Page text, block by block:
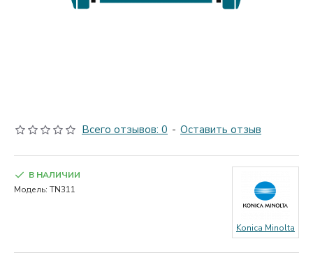
Всего отзывов: 0 - Оставить отзыв
В НАЛИЧИИ
Модель: TN311
Konica Minolta